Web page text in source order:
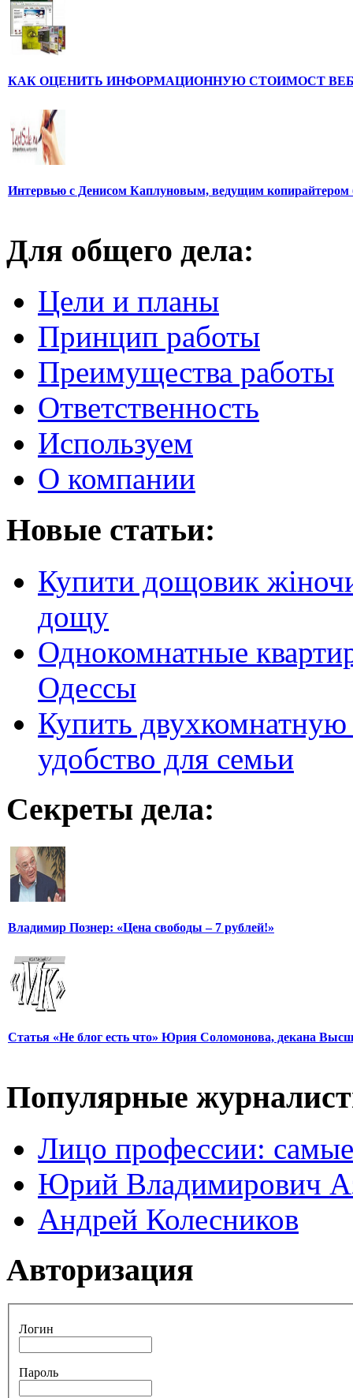
КАК ОЦЕНИТЬ ИНФОРМАЦИОННУЮ СТОИМОСТ
Интервью с Денисом Каплуновым, ведущим копирайтером
Для общего дела:
Цели и планы
Принцип работы
Преимущества работы
Ответственность
Используем
О компании
Новые статьи:
Купити дощовик
дощу
Однокомнатные
Одессы
Купить
удобство для семьи
Секреты дела:
Владимир Познер: «Цена свободы – 7 рублей!»
Статья «Не блог есть что» Юрия Соломонова, декана
Популярные
Лицо профессии:
Юрий Владимирович
Андрей Колесников
Авторизация
Логин
Пароль